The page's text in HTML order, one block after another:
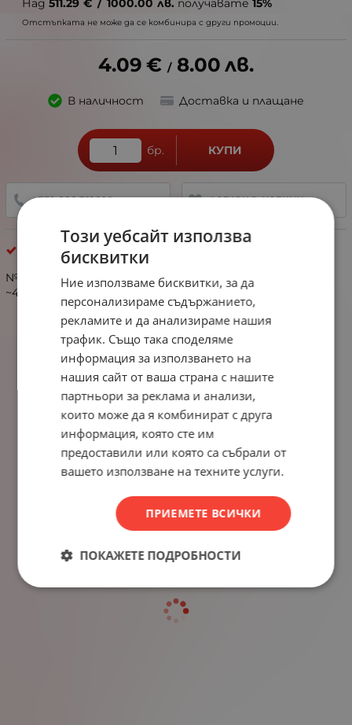
Над 511.29 € / 1000.00 лв. получавате 15%
Отстъпката не може да се комбинира с други промоции.
4.09 € / 8.00 лв.
В наличност Доставка и плащане
бр. КУПИ
+359 888 321 100 ДОБАВИ В ЛЮБИМИ
Хематит
№353196 Хематит диск 3x2мм отвор 0.8мм ~220броя
~40см 1вр
Този уебсайт използва
бисквитки
Ние използваме бисквитки, за да
персонализираме съдържанието,
рекламите и да анализираме нашия
трафик. Също така споделяме
информация за използването на
нашия сайт от ваша страна с нашите
партньори за реклама и анализи,
които може да я комбинират с друга
информация, която сте им
предоставили или която са събрали от
вашето използване на техните услуги.
ПРИЕМЕТЕ ВСИЧКИ
ПОКАЖЕТЕ ПОДРОБНОСТИ